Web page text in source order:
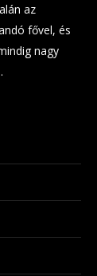
az
fővel, és
nagy